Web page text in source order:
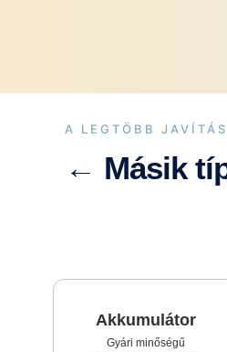
A LEGTÖBB
← Másik
Akkumulátor
Gyári minőségű